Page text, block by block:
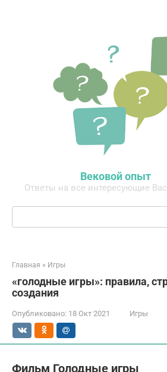
Вековой опыт
Ответы на все интересующие
Поиск:
Главная » Игры
«голодные игры»: правила,
создания
Опубликовано: 18 Окт 2021 Игры
Фильм Голодные игры